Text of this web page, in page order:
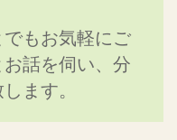
もお気軽にご
話を伺い、分
ます。